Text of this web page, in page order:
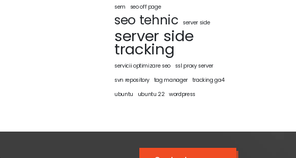
sem
seo off page
seo tehnic server side
server side
tracking
servicii optimizare seo
ssl proxy server
svn repository tag manager
tracking ga4
ubuntu
ubuntu 22 wordpress